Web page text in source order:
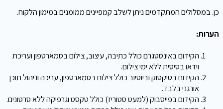
כן. במסלולים המתקדמים ניתן לשלב קמפיינים ממומנים במימון הלקוח.
הערות:
הקידום באינסטגרם כולל כתיבה, עיצוב, צילום בסמארטפון ועריכת
וידאו בסיסית ללא ימי צילום.
הקידום בטיקטוק וביוטיוב כולל צילום בסמארטפון, עריכה וניהול תוכן
אורגני בלבד.
הקידום בפייסבוק (למעט סטוריז) כולל טקסט וגרפיקה ללא סרטונים.